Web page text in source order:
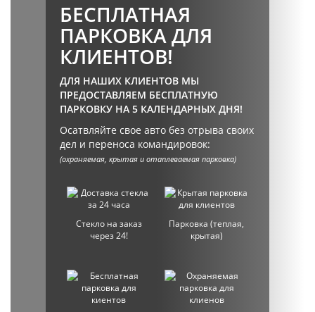
БЕСПЛАТНАЯ
ПАРКОВКА ДЛЯ
КЛИЕНТОВ!
ДЛЯ НАШИХ КЛИЕНТОВ МЫ
ПРЕДОСТАВЛЯЕМ БЕСПЛАТНУЮ
ПАРКОВКУ НА 5 КАЛЕНДАРНЫХ ДНЯ!
Осатвляйте свое авто без отрыва своих
дел и переноса командировок:
(охраняемая, крытая и отаплеваемая парковка)
Стекло на заказ
через 24!
Парковка (теплая,
крытая)